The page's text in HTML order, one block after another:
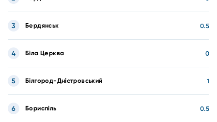
Бердянськ 0.5
3
Біла Церква 0
4
Білгород-Дністровський 1
5
Бориспіль 0.5
6